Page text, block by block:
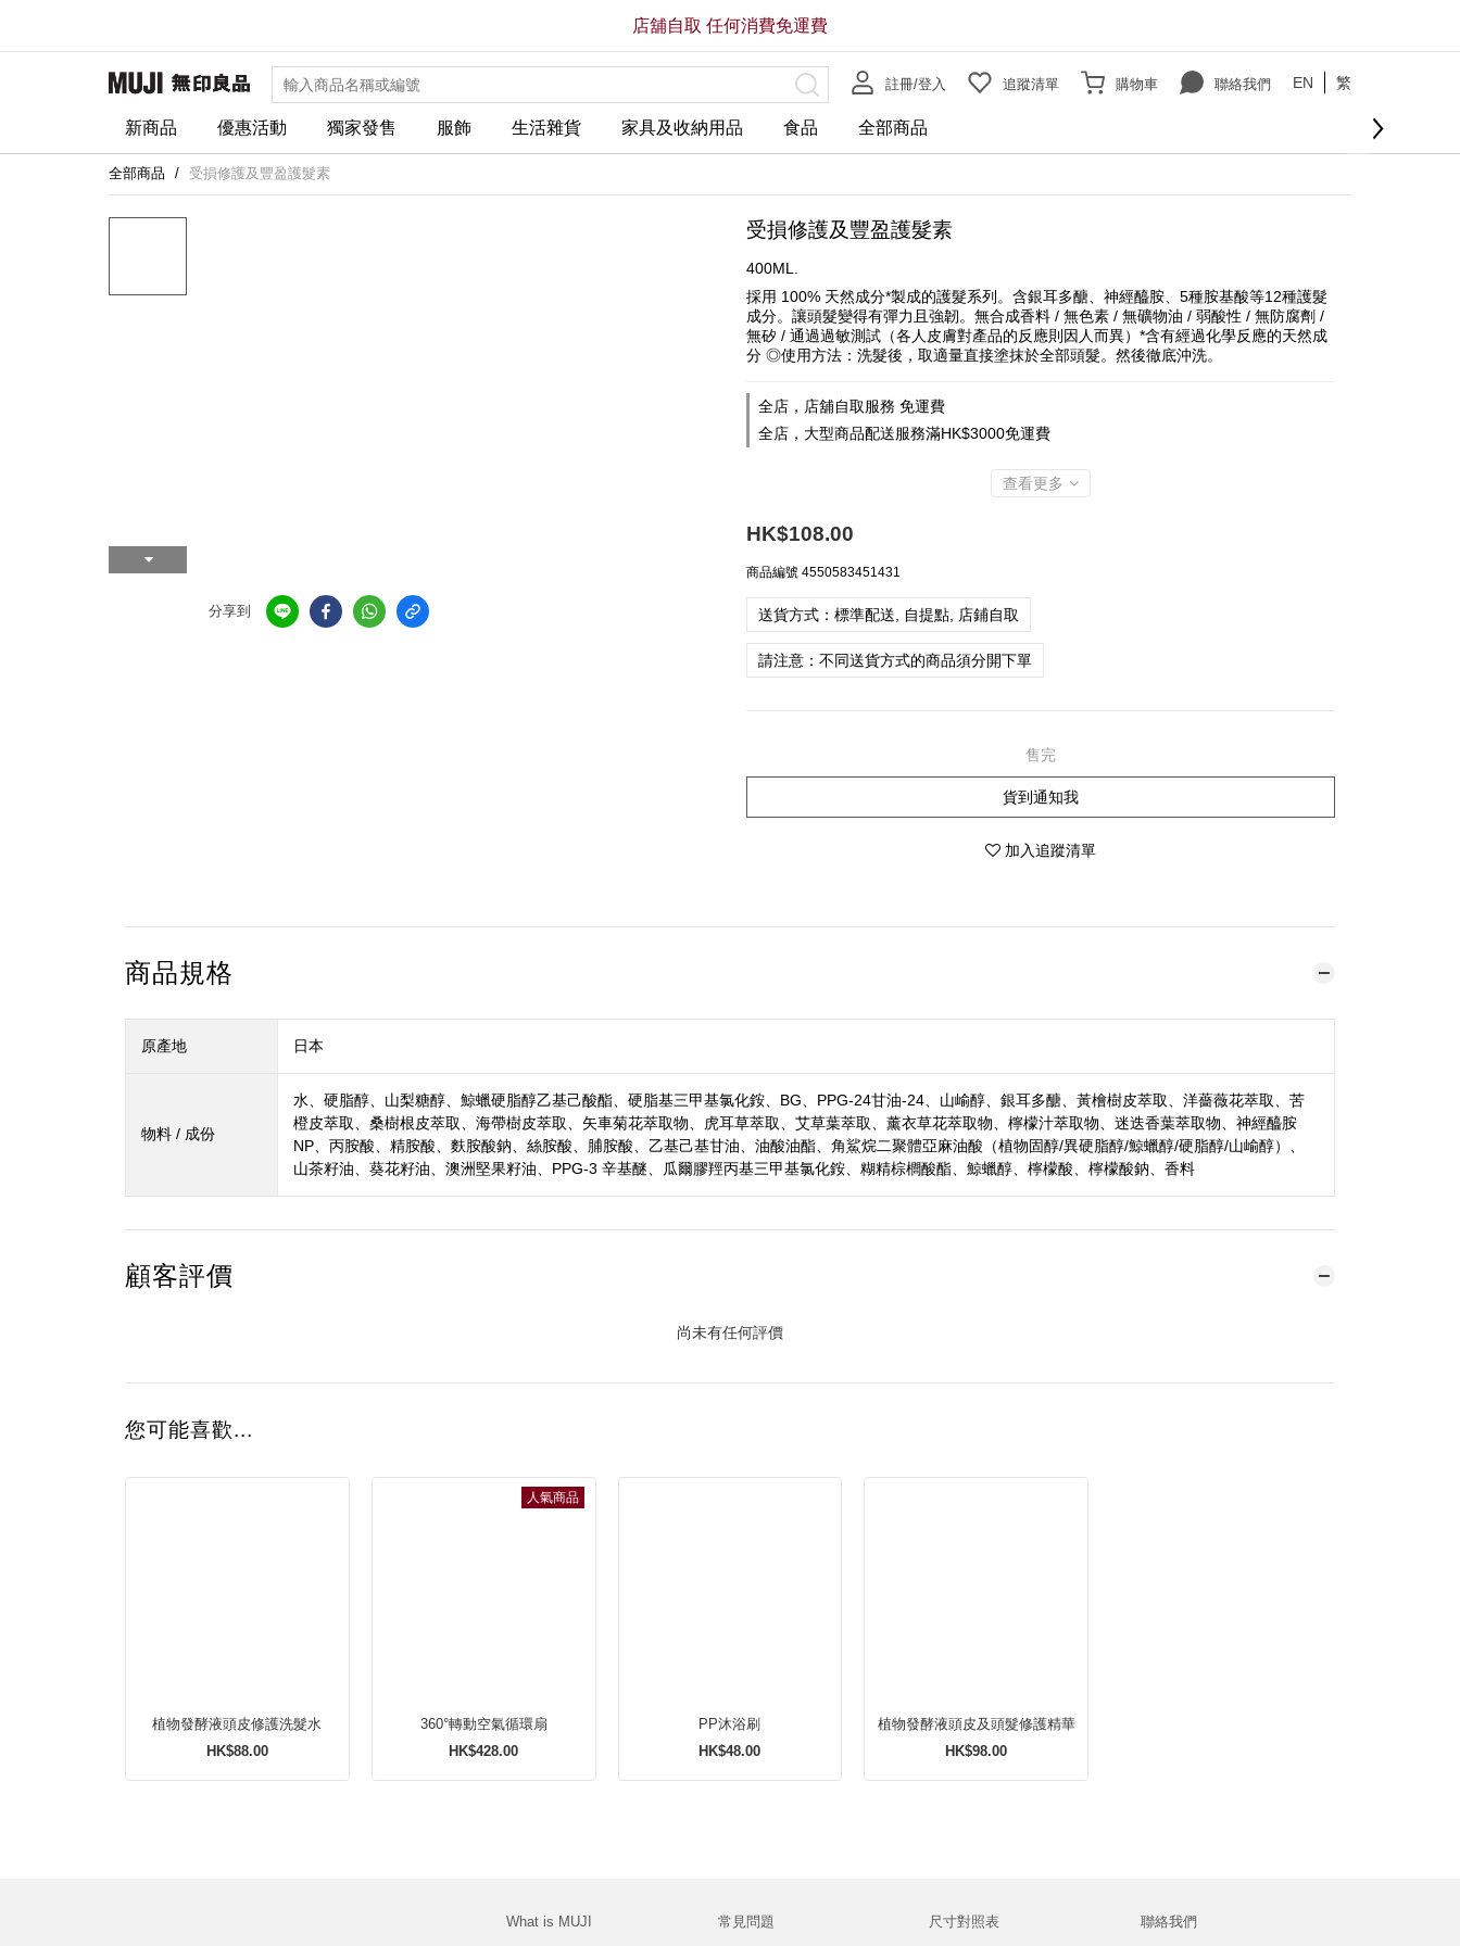
註冊/登入 追蹤清單 購物車 聯絡我們 EN 繁
新商品 優惠活動 獨家發售 服飾 生活雜貨 家具及收納用品 食品 全部商品
店舖自取 任何消費免運費
全部商品 受損修護及豐盈護髮素
分享到
受損修護及豐盈護髮素
400ML.
採用 100% 天然成分*製成的護髮系列。含銀耳多醣、神經醯胺、5種胺基酸等12種護髮
成分。讓頭髮變得有彈力且強韌。無合成香料 / 無色素 / 無礦物油 / 弱酸性 / 無防腐劑 /
無矽 / 通過過敏測試（各人皮膚對產品的反應則因人而異）*含有經過化學反應的天然成
分 ◎使用方法：洗髮後，取適量直接塗抹於全部頭髮。然後徹底沖洗。
全店，店舖自取服務 免運費
全店，大型商品配送服務滿HK$3000免運費
查看更多
HK$108.00
商品編號 4550583451431
送貨方式：標準配送, 自提點, 店鋪自取
請注意：不同送貨方式的商品須分開下單
售完
貨到通知我
加入追蹤清單
商品規格
原產地 日本
物料 / 成份
水、硬脂醇、山梨糖醇、鯨蠟硬脂醇乙基己酸酯、硬脂基三甲基氯化銨、BG、PPG-24甘油-24、山崳醇、銀耳多醣、黃檜樹皮萃取、洋薔薇花萃取、苦
橙皮萃取、桑樹根皮萃取、海帶樹皮萃取、矢車菊花萃取物、虎耳草萃取、艾草葉萃取、薰衣草花萃取物、檸檬汁萃取物、迷迭香葉萃取物、神經醯胺
NP、丙胺酸、精胺酸、麩胺酸鈉、絲胺酸、脯胺酸、乙基己基甘油、油酸油酯、角鯊烷二聚體亞麻油酸（植物固醇/異硬脂醇/鯨蠟醇/硬脂醇/山崳醇）、
山茶籽油、葵花籽油、澳洲堅果籽油、PPG-3 辛基醚、瓜爾膠羥丙基三甲基氯化銨、糊精棕櫚酸酯、鯨蠟醇、檸檬酸、檸檬酸鈉、香料
顧客評價
尚未有任何評價
您可能喜歡...
植物發酵液頭皮修護洗髮水
HK$88.00
人氣商品
360°轉動空氣循環扇
HK$428.00
PP沐浴刷
HK$48.00
植物發酵液頭皮及頭髮修護精華
HK$98.00
What is MUJI
常見問題
尺寸對照表
聯絡我們